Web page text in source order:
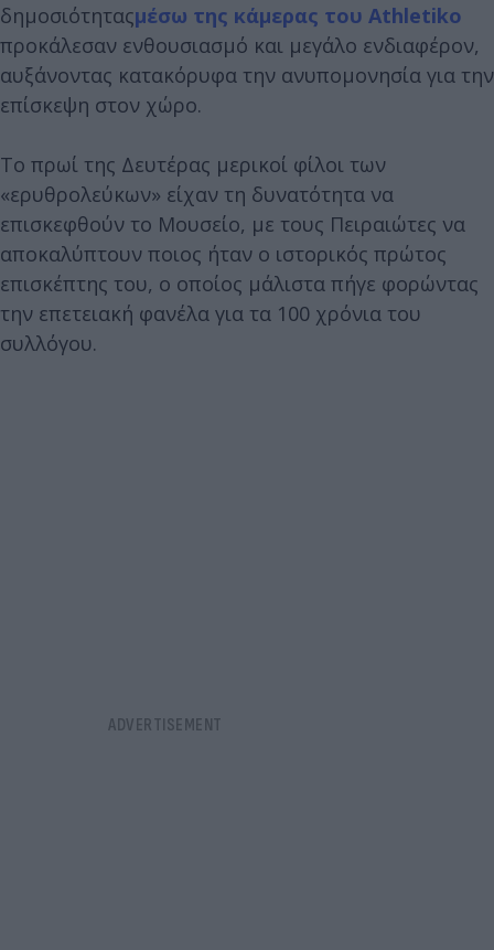
δημοσιότηταςμέσω της κάμερας του Athletiko
προκάλεσαν ενθουσιασμό και μεγάλο ενδιαφέρον,
αυξάνοντας κατακόρυφα την ανυπομονησία για την
επίσκεψη στον χώρο.
Το πρωί της Δευτέρας μερικοί φίλοι των
«ερυθρολεύκων» είχαν τη δυνατότητα να
επισκεφθούν το Μουσείο, με τους Πειραιώτες να
αποκαλύπτουν ποιος ήταν ο ιστορικός πρώτος
επισκέπτης του, ο οποίος μάλιστα πήγε φορώντας
την επετειακή φανέλα για τα 100 χρόνια του
συλλόγου.